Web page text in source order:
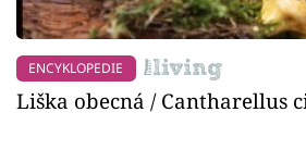
ENCYKLOPEDIE
Liška obecná / Cantharellus